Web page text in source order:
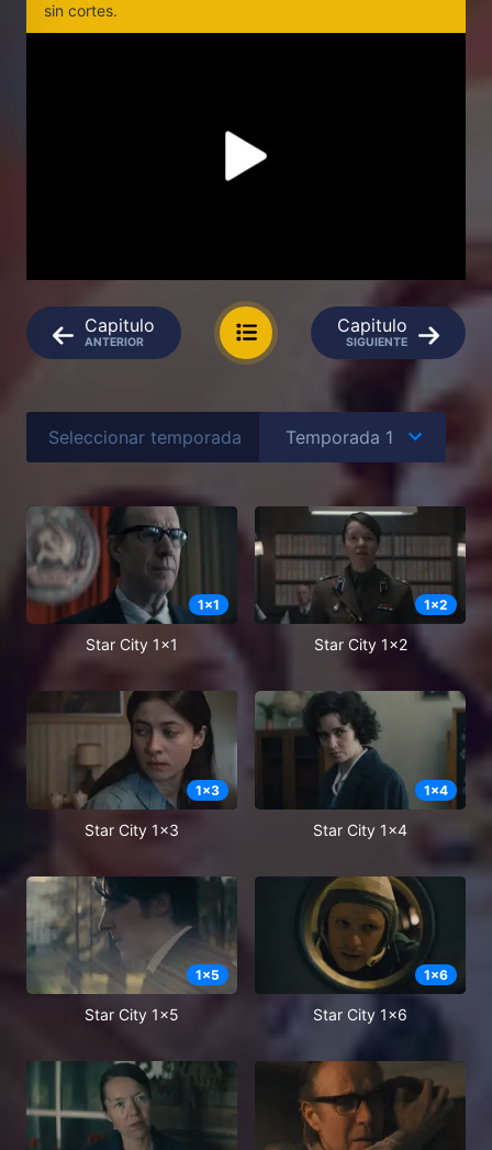
sin cortes.
Capitulo
ANTERIOR
Capitulo
SIGUIENTE
Seleccionar temporada
1x1
Star City 1x1
1x2
Star City 1x2
1x3
Star City 1x3
1x4
Star City 1x4
1x5
Star City 1x5
1x6
Star City 1x6